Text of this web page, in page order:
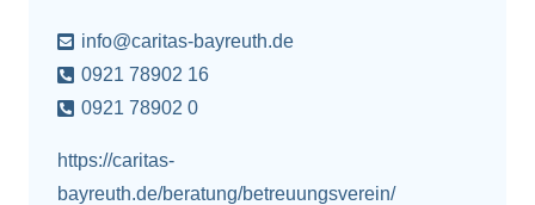
info@caritas-bayreuth.de
0921 78902 16
0921 78902 0
https://caritas-
bayreuth.de/beratung/betreuungsverein/